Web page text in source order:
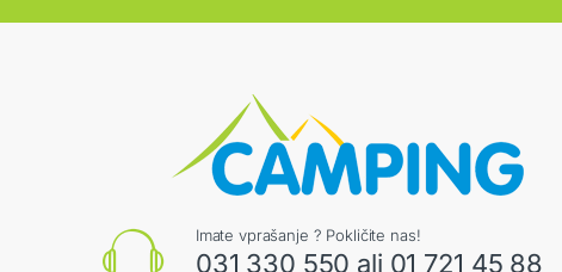
Imate vprašanje ? Pokličite nas!
031 330 550 ali 01 721 45 88